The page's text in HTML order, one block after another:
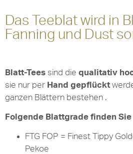
Das Teeblat wird in
Fanning und Dust
Blatt-Tees sind die qualitativ
sie nur per Hand gepflückt
ganzen Blättern bestehen .
Folgende Blattgrade finden
FTG FOP = Finest Tippy
Pekoe